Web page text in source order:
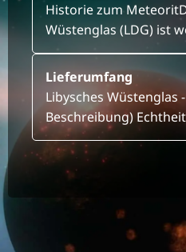
Historie zum
Wüstenglas (LDG) ist
Lieferumfang
Libysches Wüstenglas
Beschreibung)